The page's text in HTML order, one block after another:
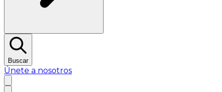
Buscar
Únete a nosotros